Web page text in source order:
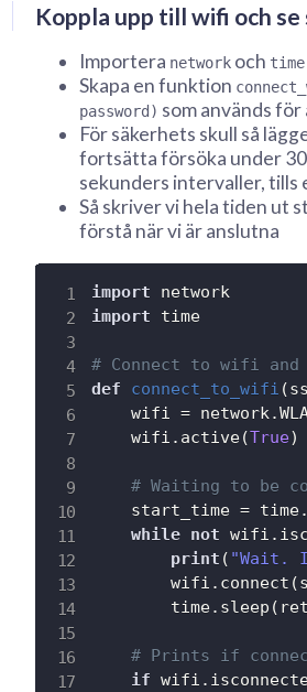
Koppla upp till wifi och
Importera network och time
Skapa en funktion
password) som används
För säkerhets skull så
fortsätta försöka under
sekunders intervaller, tills
Så skriver vi hela tiden ut
förstå när vi är anslutna
import
import time
# Connect to wifi
def
connect_to_wifi (
    wifi
= network.
    wifi
. active(True)
# Waiting to be
    start_time
= time.
while not wifi .
print ( "Wait.
        wifi
. connect (
        time
. sleep (
# Prints if
if wifi .